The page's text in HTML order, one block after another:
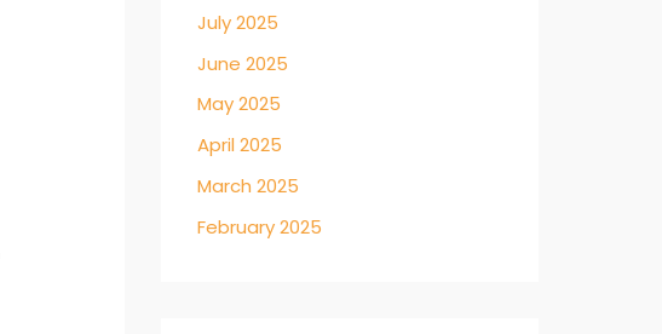
July 2025
June 2025
May 2025
April 2025
March 2025
February 2025